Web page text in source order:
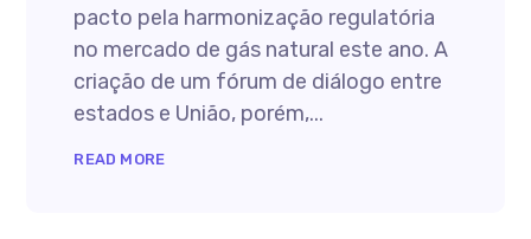
pacto pela harmonização regulatória
no mercado de gás natural este ano. A
criação de um fórum de diálogo entre
estados e União, porém,...
READ MORE